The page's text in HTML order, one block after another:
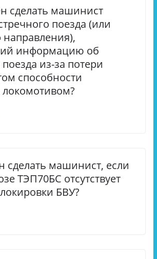
сделать машинист
поезда (или
направления),
информацию об
из-за потери
способности
локомотивом?
сделать машинист, если
ТЭП70БС отсутствует
БВУ?